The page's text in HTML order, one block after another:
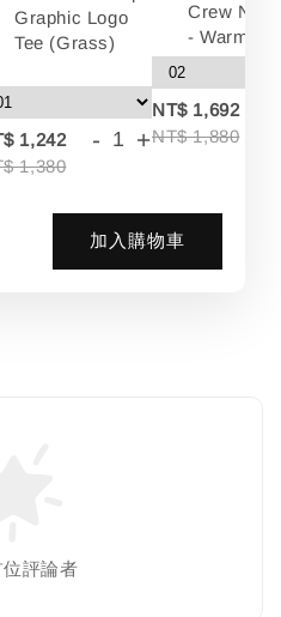
Graphic Logo
Tee (Grass)
1,242
1,380
- +
Crew
- Warm
NT$ 1,692
NT$ 1,880
加入購物車
位評論者